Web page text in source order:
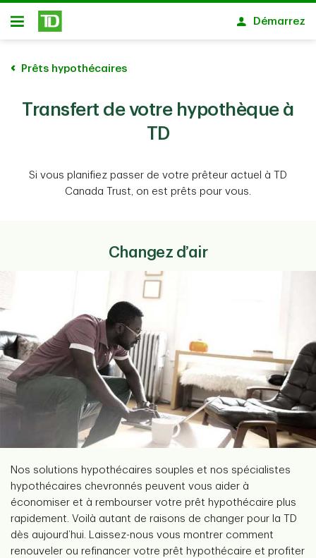
Passer au contenu principal
Ouvert
Démarrez
Prêts hypothécaires
Transfert de votre hypothèque à
TD
Si vous planifiez passer de votre prêteur actuel à TD
Canada Trust, on est prêts pour vous.
Changez d’air
Nos solutions hypothécaires souples et nos spécialistes
hypothécaires chevronnés peuvent vous aider à
économiser et à rembourser votre prêt hypothécaire plus
rapidement. Voilà autant de raisons de changer pour la TD
dès aujourd’hui. Laissez-nous vous montrer comment
renouveler ou refinancer votre prêt hypothécaire et profiter